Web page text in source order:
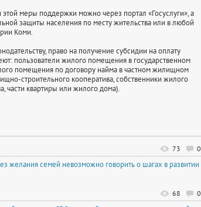
меры поддержки можно через портал «Госуслуги», а
защиты населения по месту жительства или в любой
Коми.
право на получение субсидии на оплату
пользователи жилого помещения в государственном
помещения по договору найма в частном жилищном
строительного кооператива, собственники жилого
части квартиры или жилого дома).
0
73
желания семей невозможно говорить о шагах в развитии
0
68